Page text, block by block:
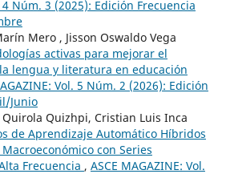
4 Núm. 3 (2025): Edición Frecuencia
Mero , Jisson Oswaldo Vega
activas para mejorar el
lengua y literatura en educación
Vol. 5 Núm. 2 (2026): Edición
Junio
Quizhpi, Cristian Luis Inca
de Aprendizaje Automático Híbridos
con Series
Frecuencia , ASCE MAGAZINE: Vol.